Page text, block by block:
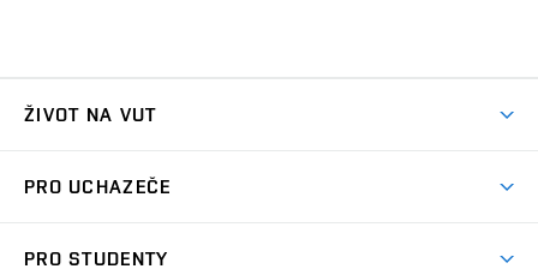
ŽIVOT NA VUT
Koleje
PRO UCHAZEČE
PRO STUDENTY